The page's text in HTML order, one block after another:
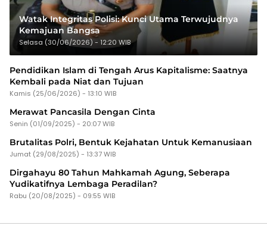
Watak Integritas Polisi: Kunci Utama Terwujudnya
Kemajuan Bangsa
Selasa (30/06/2026) - 12:20 WIB
Pendidikan Islam di Tengah Arus Kapitalisme: Saatnya
Kembali pada Niat dan Tujuan
Kamis (25/06/2026) - 13:10 WIB
Merawat Pancasila Dengan Cinta
Senin (01/09/2025) - 20:07 WIB
Brutalitas Polri, Bentuk Kejahatan Untuk Kemanusiaan
Jumat (29/08/2025) - 13:37 WIB
Dirgahayu 80 Tahun Mahkamah Agung, Seberapa
Yudikatifnya Lembaga Peradilan?
Rabu (20/08/2025) - 09:55 WIB